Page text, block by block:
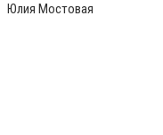
Юлия Мостовая